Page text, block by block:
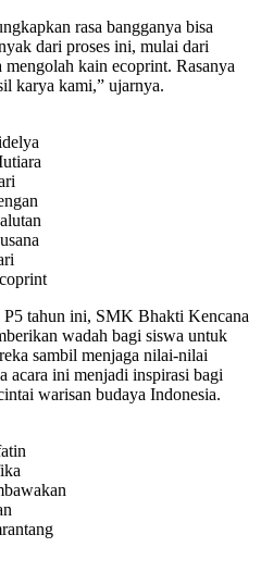
rasa bangganya bisa
dari proses ini, mulai dari
kain ecoprint. Rasanya
karya kami,” ujarnya.
tahun ini, SMK Bhakti Kencana
wadah bagi siswa untuk
sambil menjaga nilai-nilai
acara ini menjadi inspirasi bagi
warisan budaya Indonesia.